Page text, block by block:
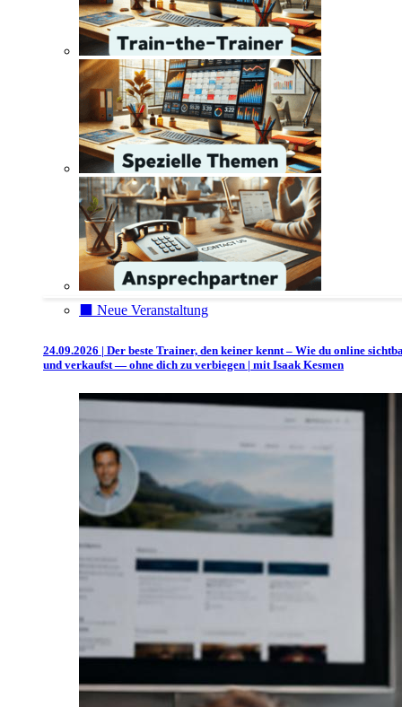
⬛️ Neue Veranstaltung
24.09.2026 | Der beste Trainer, den keiner kennt – Wie du online
und verkaufst — ohne dich zu verbiegen | mit Isaak Kesmen